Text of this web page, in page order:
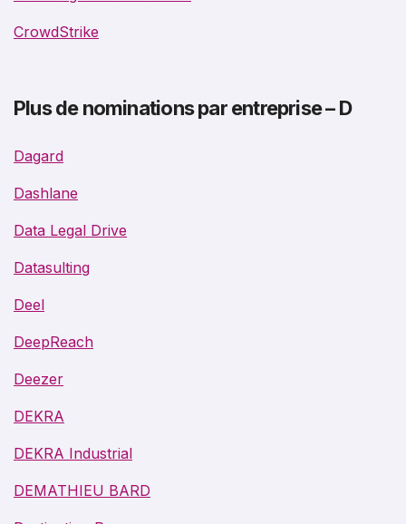
CrowdStrike
Plus de nominations par entreprise – D
Dagard
Dashlane
Data Legal Drive
Datasulting
Deel
DeepReach
Deezer
DEKRA
DEKRA Industrial
DEMATHIEU BARD